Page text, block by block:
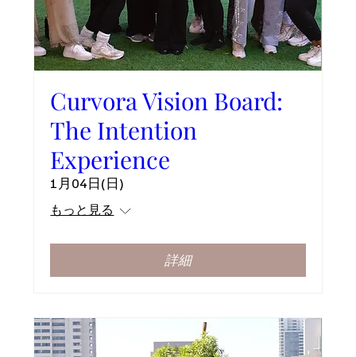
Curvora Vision Board:
The Intention
Experience
1月04日(日)
もっと見る
詳細